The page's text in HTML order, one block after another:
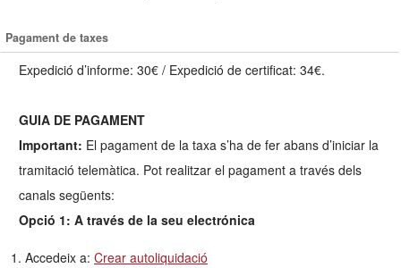
Pagament de taxes
Expedició d’informe: 30€ / Expedició de certificat: 34€.
GUIA DE PAGAMENT
Important: El pagament de la taxa s’ha de fer abans d’iniciar la
tramitació telemàtica. Pot realitzar el pagament a través dels
canals següents:
Opció 1: A través de la seu electrónica
Accedeix a: Crear autoliquidació